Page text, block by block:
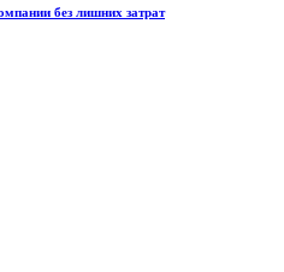
без лишних затрат